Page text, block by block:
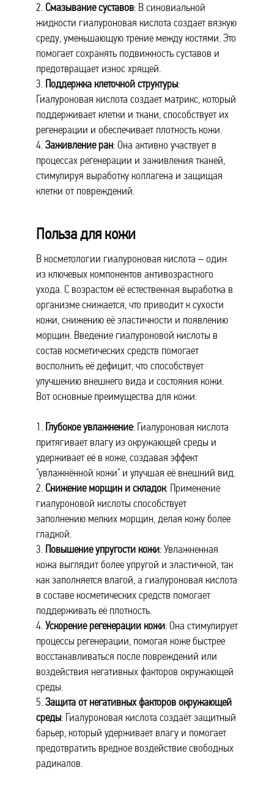
2. Смазывание суставов: В синовиальной
жидкости гиалуроновая кислота создает вязкую
среду, уменьшающую трение между костями. Это
помогает сохранять подвижность суставов и
предотвращает износ хрящей.
3. Поддержка клеточной структуры:
Гиалуроновая кислота создает матрикс, который
поддерживает клетки и ткани, способствует их
регенерации и обеспечивает плотность кожи.
4.Заживление ран: Она активно участвует в
процессах регенерации и заживления тканей,
стимулируя выработку коллагена и защищая
клетки от повреждений.
Польза для кожи
В косметологии гиалуроновая кислота – один
из ключевых компонентов антивозрастного
ухода. С возрастом её естественная выработка в
организме снижается, что приводит к сухости
кожи, снижению её эластичности и появлению
морщин. Введение гиалуроновой кислоты в
состав косметических средств помогает
восполнить её дефицит, что способствует
улучшению внешнего вида и состояния кожи.
Вот основные преимущества для кожи:
1. Глубокое увлажнение: Гиалуроновая кислота
притягивает влагу из окружающей среды и
удерживает её в коже, создавая эффект
"увлажнённой кожи" и улучшая её внешний вид.
2. Снижение морщин и складок: Применение
гиалуроновой кислоты способствует
заполнению мелких морщин, делая кожу более
гладкой.
3. Повышение упругости кожи: Увлажненная
кожа выглядит более упругой и эластичной, так
как заполняется влагой, а гиалуроновая кислота
в составе косметических средств помогает
поддерживать её плотность.
4.Ускорение регенерации кожи: Она стимулирует
процессы регенерации, помогая коже быстрее
восстанавливаться после повреждений или
воздействия негативных факторов окружающей
среды.
5.Защита от негативных факторов окружающей
среды: Гиалуроновая кислота создаёт защитный
барьер, который удерживает влагу и помогает
предотвратить вредное воздействие свободных
радикалов.